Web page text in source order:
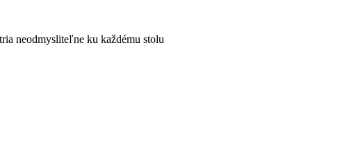
neodmysliteľne ku každému stolu